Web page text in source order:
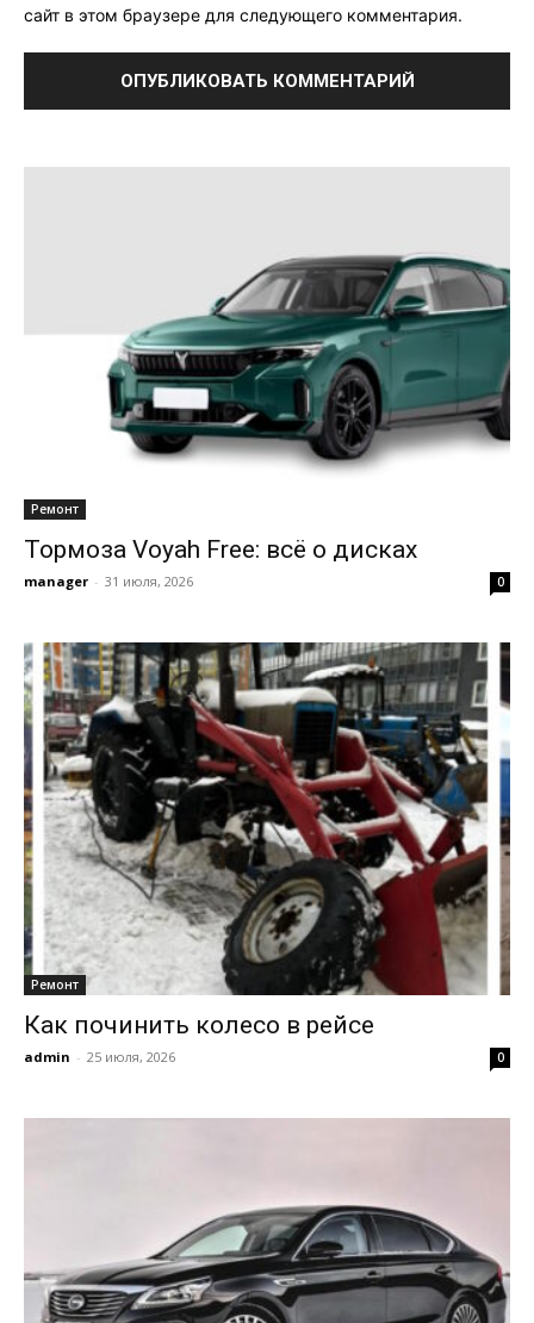
сайт в этом браузере для следующего комментария.
Ремонт
Тормоза Voyah Free: всё о дисках
manager - 31 июля, 2026 0
Ремонт
Как починить колесо в рейсе
admin - 25 июля, 2026 0